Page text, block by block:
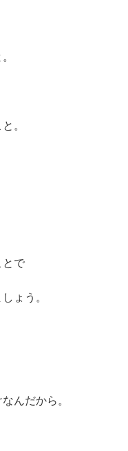
。
とで
ょう。
んだから。